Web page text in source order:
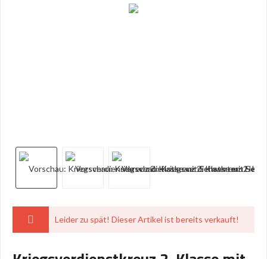
Leider zu spät! Dieser Artikel ist bereits verkauft!